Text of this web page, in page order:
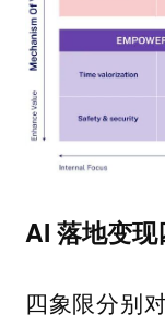
AI 落地变现
四象限分别